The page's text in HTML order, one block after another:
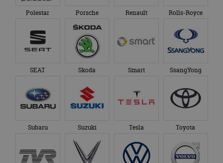
Polestar Porsche Renault Rolls-Royce
SEAT Skoda Smart SsangYong
Subaru Suzuki Tesla Toyota